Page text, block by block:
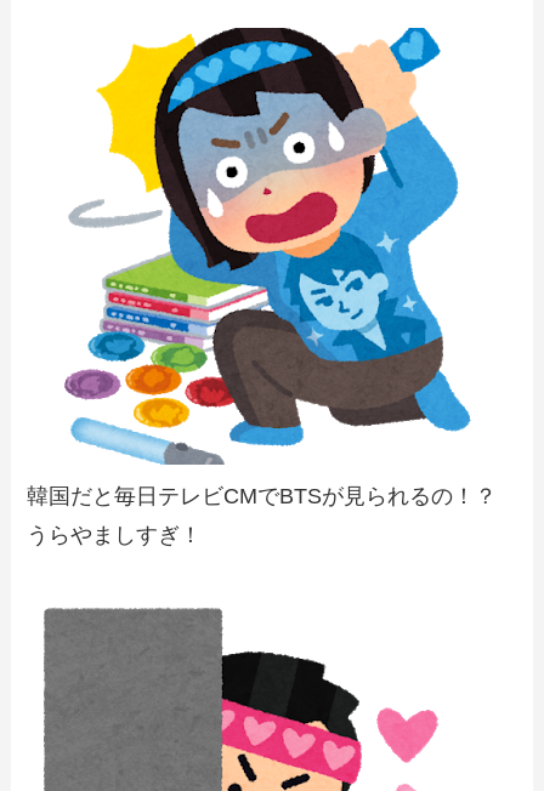
韓国だと毎日テレビCMでBTSが見られるの！？
うらやましすぎ！